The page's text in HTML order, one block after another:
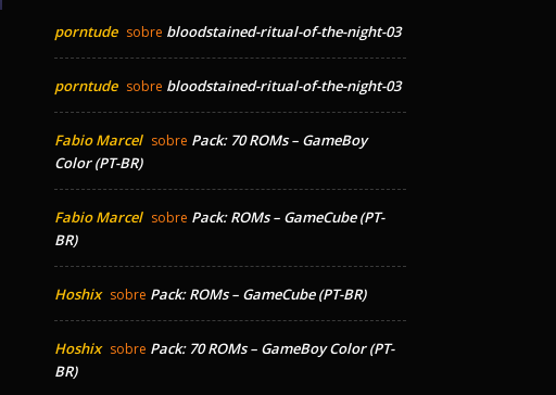
porntude sobre bloodstained-ritual-of-the-night-03
porntude sobre bloodstained-ritual-of-the-night-03
Fabio Marcel sobre Pack: 70 ROMs – GameBoy
Color (PT-BR)
Fabio Marcel sobre Pack: ROMs – GameCube (PT-
BR)
Hoshix sobre Pack: ROMs – GameCube (PT-BR)
Hoshix sobre Pack: 70 ROMs – GameBoy Color (PT-
BR)